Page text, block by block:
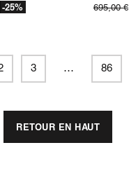
-25% 695,00 €
3 … 86
RETOUR EN HAUT